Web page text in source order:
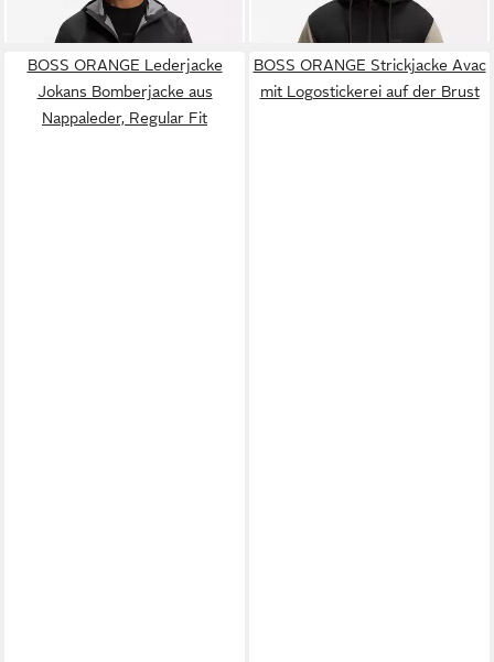
BOSS ORANGE Lederjacke
Jokans Bomberjacke aus
Nappaleder, Regular Fit
BOSS ORANGE Strickjacke Avac
mit Logostickerei auf der Brust